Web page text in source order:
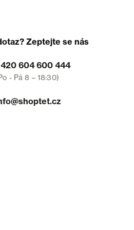
Zeptejte se nás
604 600 444
- Pá 8 – 18:30)